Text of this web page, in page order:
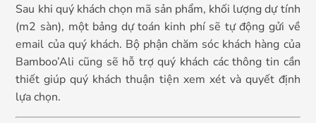
Sau khi quý khách chọn mã sản phẩm, khối lượng dự tính
(m2 sàn), một bảng dự toán kinh phí sẽ tự động gửi về
email của quý khách. Bộ phận chăm sóc khách hàng của
Bamboo’Ali cũng sẽ hỗ trợ quý khách các thông tin cần
thiết giúp quý khách thuận tiện xem xét và quyết định
lựa chọn.